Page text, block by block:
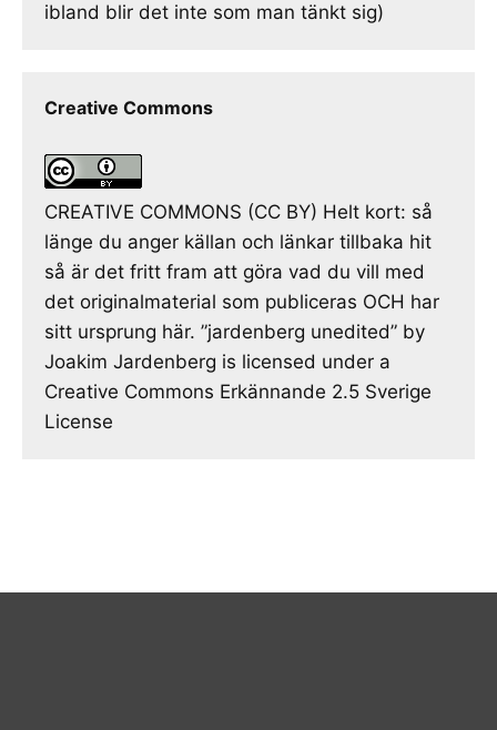
ibland blir det inte som man tänkt sig)
Creative Commons
CREATIVE COMMONS (CC BY) Helt kort: så
länge du anger källan och länkar tillbaka hit
så är det fritt fram att göra vad du vill med
det originalmaterial som publiceras OCH har
sitt ursprung här. ”jardenberg unedited” by
Joakim Jardenberg is licensed under a
Creative Commons Erkännande 2.5 Sverige
License